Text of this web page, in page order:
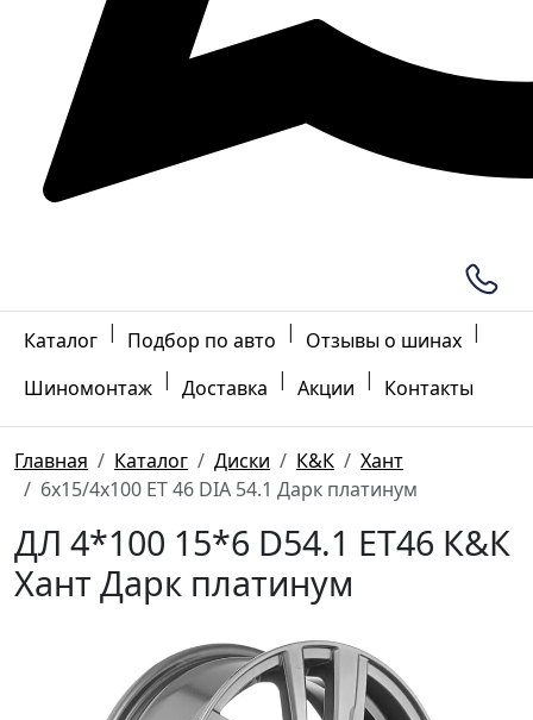
Каталог | Подбор по авто | Отзывы о шинах |
Шиномонтаж | Доставка | Акции | Контакты
Главная Каталог Диски К&К
Хант
6x15/4x100 ET 46 DIA 54.1 Дарк платинум
ДЛ 4*100 15*6 D54.1 ET46 К&К
Хант Дарк платинум